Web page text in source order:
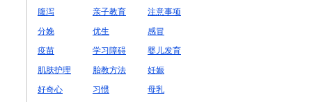
腹泻
亲子教育
注意事项
分娩
优生
感冒
疫苗
学习障碍
婴儿发育
肌肤护理
胎教方法
妊娠
好奇心
习惯
母乳